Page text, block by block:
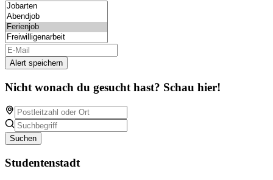
Alert speichern
Nicht wonach du gesucht hast? Schau hier!
Suchen
Studentenstadt